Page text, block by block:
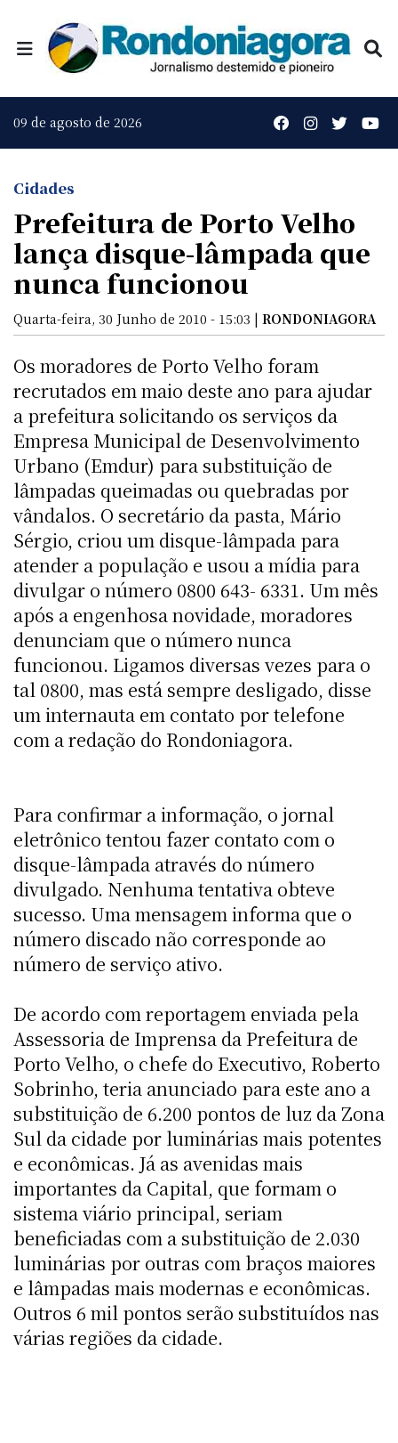
09 de agosto de 2026
Cidades
Prefeitura de Porto Velho
lança disque-lâmpada que
nunca funcionou
Quarta-feira, 30 Junho de 2010 - 15:03 | RONDONIAGORA
Os moradores de Porto Velho foram
recrutados em maio deste ano para ajudar
a prefeitura solicitando os serviços da
Empresa Municipal de Desenvolvimento
Urbano (Emdur) para substituição de
lâmpadas queimadas ou quebradas por
vândalos. O secretário da pasta, Mário
Sérgio, criou um disque-lâmpada para
atender a população e usou a mídia para
divulgar o número 0800 643- 6331. Um mês
após a engenhosa novidade, moradores
denunciam que o número nunca
funcionou. Ligamos diversas vezes para o
tal 0800, mas está sempre desligado, disse
um internauta em contato por telefone
com a redação do Rondoniagora.
Para confirmar a informação, o jornal
eletrônico tentou fazer contato com o
disque-lâmpada através do número
divulgado. Nenhuma tentativa obteve
sucesso. Uma mensagem informa que o
número discado não corresponde ao
número de serviço ativo.
De acordo com reportagem enviada pela
Assessoria de Imprensa da Prefeitura de
Porto Velho, o chefe do Executivo, Roberto
Sobrinho, teria anunciado para este ano a
substituição de 6.200 pontos de luz da Zona
Sul da cidade por luminárias mais potentes
e econômicas. Já as avenidas mais
importantes da Capital, que formam o
sistema viário principal, seriam
beneficiadas com a substituição de 2.030
luminárias por outras com braços maiores
e lâmpadas mais modernas e econômicas.
Outros 6 mil pontos serão substituídos nas
várias regiões da cidade.